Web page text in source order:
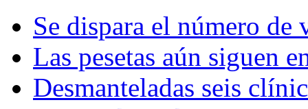
Se dispara el número
Las pesetas aún siguen
Desmanteladas seis